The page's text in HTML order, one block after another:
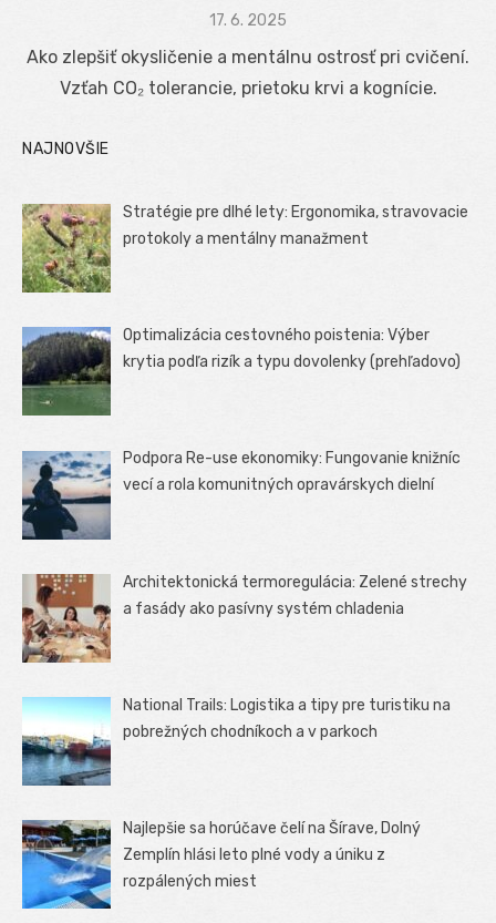
Posted
17. 6. 2025
Ako zlepšiť okysličenie a mentálnu ostrosť pri cvičení.
Vzťah CO₂ tolerancie, prietoku krvi a kognície.
NAJNOVŠIE
Stratégie pre dlhé lety: Ergonomika, stravovacie
protokoly a mentálny manažment
Optimalizácia cestovného poistenia: Výber
krytia podľa rizík a typu dovolenky (prehľadovo)
Podpora Re-use ekonomiky: Fungovanie knižníc
vecí a rola komunitných opravárskych dielní
Architektonická termoregulácia: Zelené strechy
a fasády ako pasívny systém chladenia
National Trails: Logistika a tipy pre turistiku na
pobrežných chodníkoch a v parkoch
Najlepšie sa horúčave čelí na Šírave, Dolný
Zemplín hlási leto plné vody a úniku z
rozpálených miest